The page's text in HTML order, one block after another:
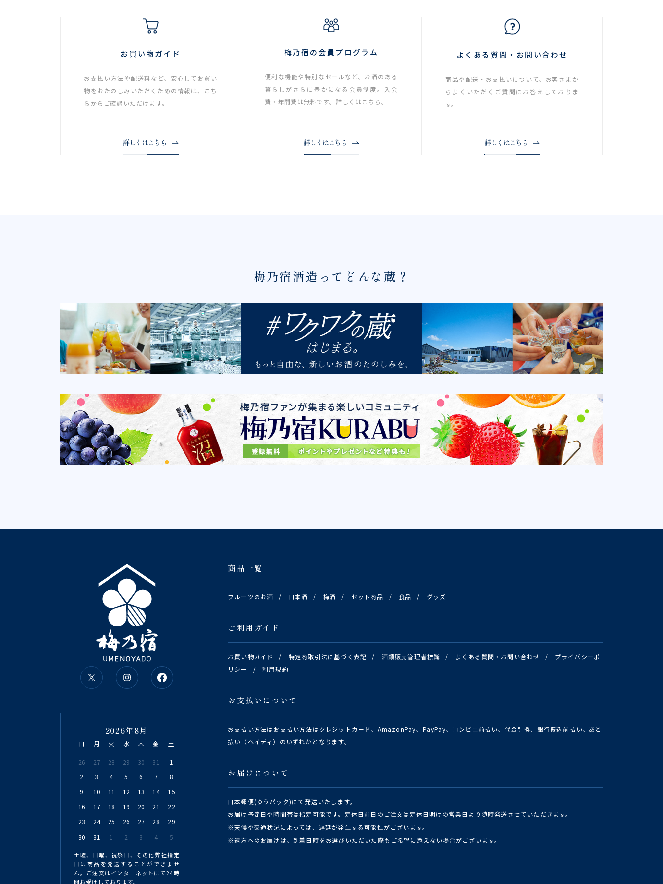
お買い物ガイド
お支払い方法や配送料など、安心してお買い
物をおたのしみいただくための情報は、こち
らからご確認いただけます。
詳しくはこちら
梅乃宿の会員プログラム
便利な機能や特別なセールなど、お酒のある
暮らしがさらに豊かになる会員制度。入会
費・年間費は無料です。詳しくはこちら。
詳しくはこちら
よくある質問・お問い合わせ
商品や配送・お支払いについて、お客さまか
らよくいただくご質問にお答えしておりま
す。
詳しくはこちら
梅乃宿酒造ってどんな蔵？
商品一覧
フルーツのお酒 / 日本酒 / 梅酒 / セット商品 / 食品 / グッズ
ご利用ガイド
お買い物ガイド / 特定商取引法に基づく表記 / 酒類販売管理者標識 / よくある質問・お問い合わせ /
プライバシーポ
リシー
/ 利用規約
お支払いについて
お支払い方法はお支払い方法はクレジットカード、AmazonPay、PayPay、コンビニ前払い、代金引換、銀行振込前払い、あと
払い（ペイディ）のいずれかとなります。
お届けについて
日本郵便(ゆうパック)にて発送いたします。
お届け予定日や時間帯は指定可能です。定休日前日のご注文は定休日明けの営業日より随時発送させていただきます。
※天候や交通状況によっては、遅延が発生する可能性がございます。
※遠方へのお届けは、到着日時をお選びいただいた際もご希望に添えない場合がございます。
2026年8月
日 月 火 水 木 金 土
26 27 28 29 30 31
1
2
3 4 5 6 7
8
9
10 11 12 13 14
15
16
17 18 19 20 21
22
23
24 25 26 27 28
29
30
31 1 2 3 4 5
土曜、日曜、祝祭日、その他弊社指定
日は商品を発送することができませ
ん。ご注文はインターネットにて24時
間お受けしております。